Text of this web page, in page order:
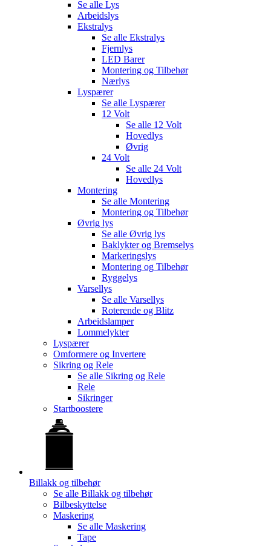
Se alle Lys
Arbeidslys
Ekstralys
Se alle Ekstralys
Fjernlys
LED Barer
Montering og Tilbehør
Nærlys
Lyspærer
Se alle Lyspærer
12 Volt
Se alle 12 Volt
Hovedlys
Øvrig
24 Volt
Se alle 24 Volt
Hovedlys
Montering
Se alle Montering
Montering og Tilbehør
Øvrig lys
Se alle Øvrig lys
Baklykter og Bremselys
Markeringslys
Montering og Tilbehør
Ryggelys
Varsellys
Se alle Varsellys
Roterende og Blitz
Arbeidslamper
Lommelykter
Lyspærer
Omformere og Invertere
Sikring og Rele
Se alle Sikring og Rele
Rele
Sikringer
Startboostere
Billakk og tilbehør
Se alle Billakk og tilbehør
Bilbeskyttelse
Maskering
Se alle Maskering
Tape